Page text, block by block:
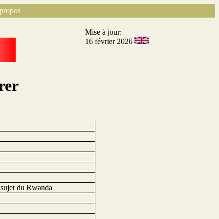
Mise à jour:
16 février 2026
du Rwanda